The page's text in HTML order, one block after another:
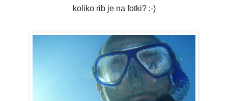
koliko rib je na fotki? ;-)